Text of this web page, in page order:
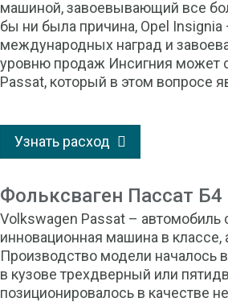
машиной, завоевывающий все
бы ни была причина, Opel
международных наград и
уровню продаж Инсигния может
Passat, который в этом вопросе
Узнать расход
Фольксваген Пассат Б4
Volkswagen Passat – автомобиль
инновационная машина в
Производство модели началось
в кузове трехдверный или
позиционировалось в качестве